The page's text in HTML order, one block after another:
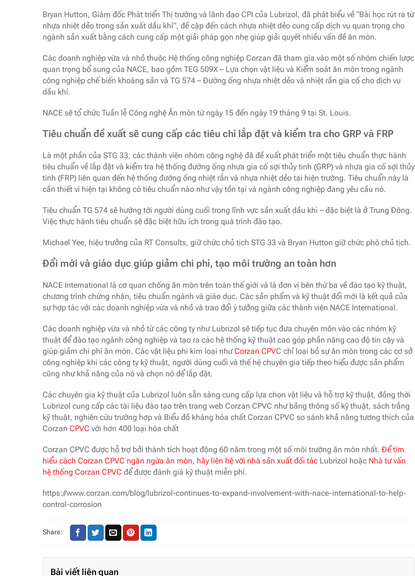
Bryan Hutton, Giám đốc Phát triển Thị trường và lãnh đạo CPI của Lubrizol, đã phát biểu về “Bài học rút ra từ
nhựa nhiệt dẻo trong sản xuất dầu khí”, đề cập đến cách nhựa nhiệt dẻo cung cấp dịch vụ quan trọng cho
ngành sản xuất bằng cách cung cấp một giải pháp gọn nhẹ giúp giải quyết nhiều vấn đề ăn mòn.
Các doanh nghiệp vừa và nhỏ thuộc Hệ thống công nghiệp Corzan đã tham gia vào một số nhóm chiến lược
quan trọng bổ sung của NACE, bao gồm TEG 509X – Lựa chọn vật liệu và Kiểm soát ăn mòn trong ngành
công nghiệp chế biến khoáng sản và TG 574 – Đường ống nhựa nhiệt dẻo và nhiệt rắn gia cố cho dịch vụ
dầu khí.
NACE sẽ tổ chức Tuần lễ Công nghệ Ăn mòn từ ngày 15 đến ngày 19 tháng 9 tại St. Louis.
Tiêu chuẩn đề xuất sẽ cung cấp các tiêu chí lắp đặt và kiểm tra cho GRP và FRP
Là một phần của STG 33, các thành viên nhóm công nghệ đã đề xuất phát triển một tiêu chuẩn thực hành
tiêu chuẩn về lắp đặt và kiểm tra hệ thống đường ống nhựa gia cố sợi thủy tinh (GRP) và nhựa gia cố sợi thủy
tinh (FRP) liên quan đến hệ thống đường ống nhiệt rắn và nhựa nhiệt dẻo tại hiện trường. Tiêu chuẩn này là
cần thiết vì hiện tại không có tiêu chuẩn nào như vậy tồn tại và ngành công nghiệp đang yêu cầu nó.
Tiêu chuẩn TG 574 sẽ hướng tới người dùng cuối trong lĩnh vực sản xuất dầu khí – đặc biệt là ở Trung Đông.
Việc thực hành tiêu chuẩn sẽ đặc biệt hữu ích trong quá trình đào tạo.
Michael Yee, hiệu trưởng của RT Consults, giữ chức chủ tịch STG 33 và Bryan Hutton giữ chức phó chủ tịch.
Đổi mới và giáo dục giúp giảm chi phí, tạo môi trường an toàn hơn
NACE International là cơ quan chống ăn mòn trên toàn thế giới và là đơn vị bên thứ ba về đào tạo kỹ thuật,
chương trình chứng nhận, tiêu chuẩn ngành và giáo dục. Các sản phẩm và kỹ thuật đổi mới là kết quả của
sự hợp tác với các doanh nghiệp vừa và nhỏ và trao đổi ý tưởng giữa các thành viên NACE International.
Các doanh nghiệp vừa và nhỏ từ các công ty như Lubrizol sẽ tiếp tục đưa chuyên môn vào các nhóm kỹ
thuật để đào tạo ngành công nghiệp và tạo ra các hệ thống kỹ thuật cao góp phần nâng cao độ tin cậy và
giúp giảm chi phí ăn mòn. Các vật liệu phi kim loại nhưCorzan CPVC chỉ loại bỏ sự ăn mòn trong các cơ sở
công nghiệp khi các công ty kỹ thuật, người dùng cuối và thế hệ chuyên gia tiếp theo hiểu được sản phẩm
cũng như khả năng của nó và chọn nó để lắp đặt.
Các chuyên gia kỹ thuật của Lubrizol luôn sẵn sàng cung cấp lựa chọn vật liệu và hỗ trợ kỹ thuật, đồng thời
Lubrizol cung cấp các tài liệu đào tạo trên trang web Corzan CPVC như bảng thông số kỹ thuật, sách trắng
kỹ thuật, nghiên cứu trường hợp và Biểu đồ kháng hóa chất Corzan CPVC so sánh khả năng tương thích của
Corzan CPVC với hơn 400 loại hóa chất
Corzan CPVC được hỗ trợ bởi thành tích hoạt động 60 năm trong một số môi trường ăn mòn nhất. Để tìm
hiểu cách Corzan CPVC ngăn ngừa ăn mòn, hãy liên hệ với nhà sản xuất đối tác Lubrizol hoặc Nhà tư vấn
hệ thống Corzan CPVC để được đánh giá kỹ thuật miễn phí.
https://www.corzan.com/blog/lubrizol-continues-to-expand-involvement-with-nace-international-to-help-
control-corrosion
Share:
Bài viết liên quan